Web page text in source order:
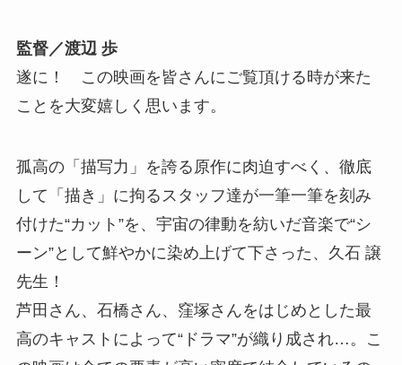
監督／渡辺 歩
遂に！ この映画を皆さんにご覧頂ける時が来た
ことを大変嬉しく思います。
孤高の「描写力」を誇る原作に肉迫すべく、徹底
して「描き」に拘るスタッフ達が一筆一筆を刻み
付けた“カット”を、宇宙の律動を紡いだ音楽で“シ
ーン”として鮮やかに染め上げて下さった、久石 譲
先生！
芦田さん、石橋さん、窪塚さんをはじめとした最
高のキャストによって“ドラマ”が織り成され…。こ